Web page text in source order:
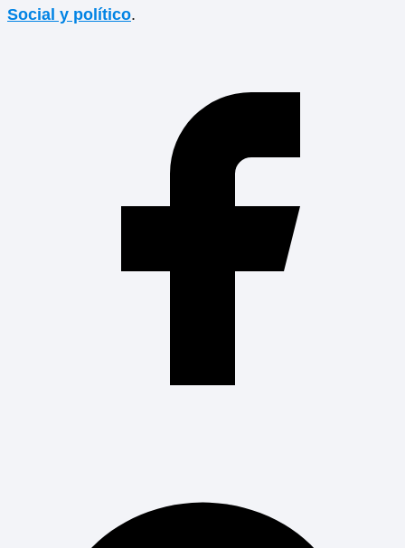
Social y político.